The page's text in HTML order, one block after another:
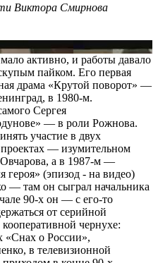
Виктора Смирнова
активно, и работы давало
пайком. Его первая
драма «Крутой поворот» —
в 1980-м.
Сергея
— в роли Рожнова.
участие в двух
— изумительном
а в 1987-м —
героя» (эпизод - на видео)
— там он сыграл начальника
90-х он — с его-то
от серийной
чернухе:
«Снах о России»,
в телевизионной